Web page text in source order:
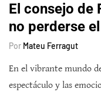
El consejo de
no perderse
Por Mateu Ferragut
En el vibrante mundo
espectáculo y las